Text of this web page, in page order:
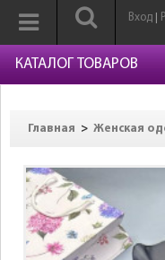
Вход
КАТАЛОГ ТОВАРОВ
Главная > Женская